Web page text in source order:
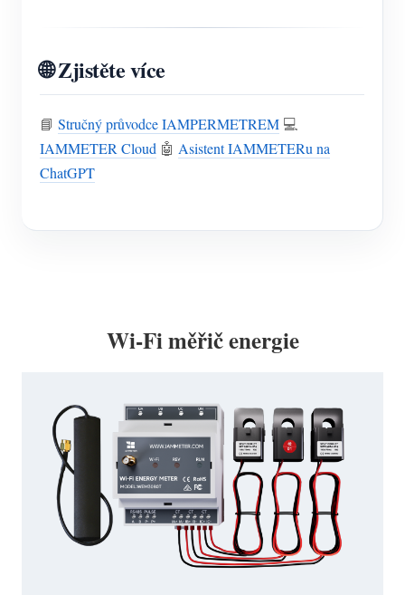
🌐 Zjistěte více
📘 Stručný průvodce IAMPERMETREM 💻
IAMMETER Cloud 🤖 Asistent IAMMETERu na
ChatGPT
Wi-Fi měřič energie